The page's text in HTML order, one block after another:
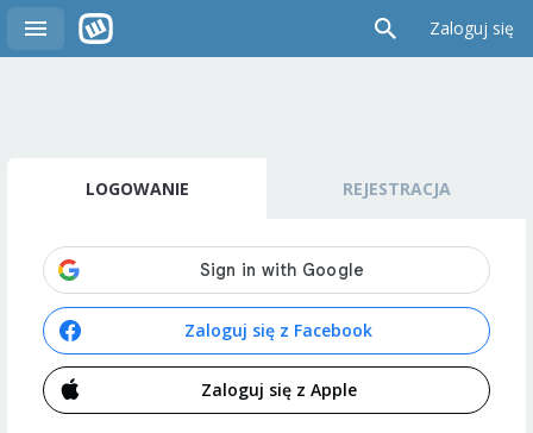
Zaloguj się
LOGOWANIE REJESTRACJA
Zaloguj się z Facebook
Zaloguj się z Apple